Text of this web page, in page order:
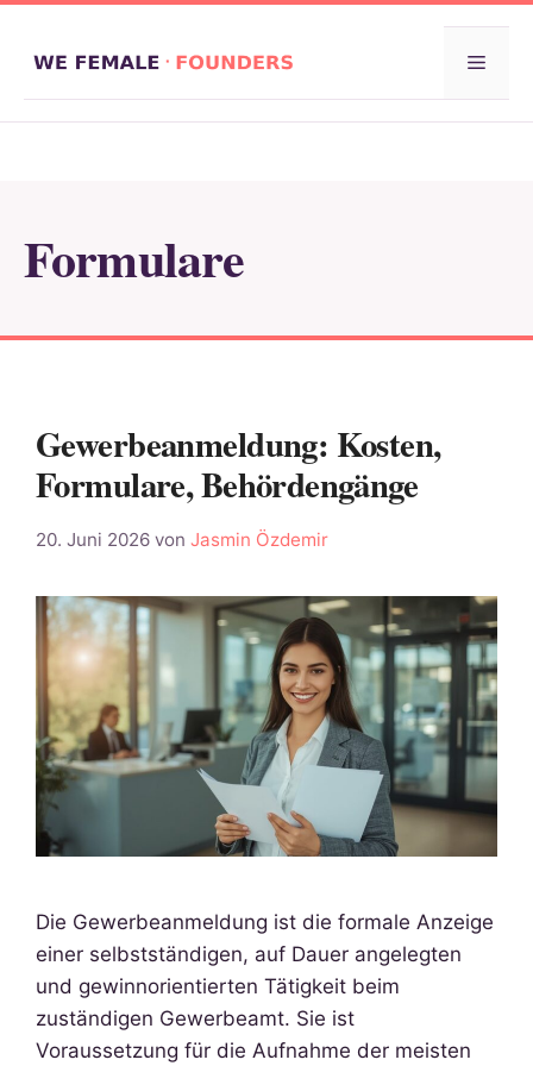
Menü
Formulare
Gewerbeanmeldung: Kosten,
Formulare, Behördengänge
20. Juni 2026 von Jasmin Özdemir
Die Gewerbeanmeldung ist die formale Anzeige
einer selbstständigen, auf Dauer angelegten
und gewinnorientierten Tätigkeit beim
zuständigen Gewerbeamt. Sie ist
Voraussetzung für die Aufnahme der meisten